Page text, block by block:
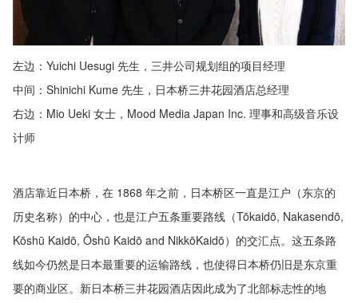
左边：Yuichi Uesugi 先生，三井公司规划组的项目经理
中间：Shinichi Kume 先生，日本桥三井花园酒店总经理
右边：Mio Ueki 女士，Mood Media Japan Inc. 理事和高级音乐设
计师
酒店靠近日本桥，在 1868 年之前，日本桥区一直是江户（东京的
历史名称）的中心，也是江户五条重要路线（Tōkaidō, Nakasendō,
Kōshū Kaidō, Ōshū Kaidō and NikkōKaidō）的交汇点。这五条路
线如今仍然是日本最重要的运输路线，也使得日本桥仍旧是东京重
要的商业区。新日本桥三井花园酒店因此成为了北部标志性的地